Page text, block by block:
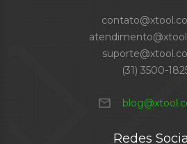
(31) 3500-
mail
Redes